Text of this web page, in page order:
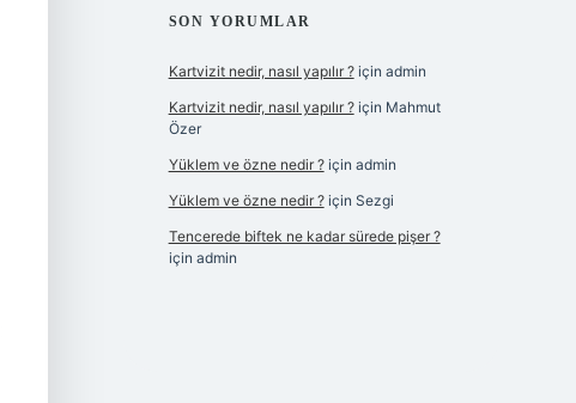
SON YORUMLAR
Kartvizit nedir, nasıl yapılır ?için admin
Kartvizit nedir, nasıl yapılır ?için Mahmut
Özer
Yüklem ve özne nedir ?için admin
Yüklem ve özne nedir ?için Sezgi
Tencerede biftek ne kadar sürede pişer ?
için admin